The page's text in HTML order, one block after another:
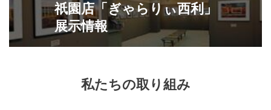
祇園店「ぎゃらりぃ西利」
展示情報
私たちの取り組み